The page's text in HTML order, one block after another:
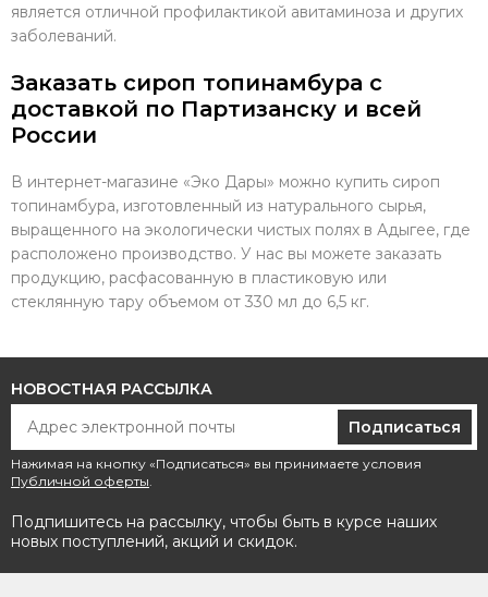
является отличной профилактикой авитаминоза и других
заболеваний.
Заказать сироп топинамбура с
доставкой по Партизанску и всей
России
В интернет-магазине «Эко Дары» можно купить сироп
топинамбура, изготовленный из натурального сырья,
выращенного на экологически чистых полях в Адыгее, где
расположено производство. У нас вы можете заказать
продукцию, расфасованную в пластиковую или
стеклянную тару объемом от 330 мл до 6,5 кг.
НОВОСТНАЯ РАССЫЛКА
Подписаться
Нажимая на кнопку «Подписаться» вы принимаете условия
Публичной оферты.
Подпишитесь на рассылку, чтобы быть в курсе наших
новых поступлений, акций и скидок.